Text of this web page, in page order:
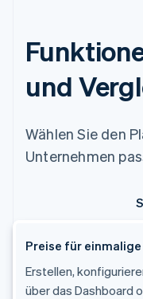
und
Wählen Sie den
Unternehmen
Preise für
Erstellen,
über das Dashboard